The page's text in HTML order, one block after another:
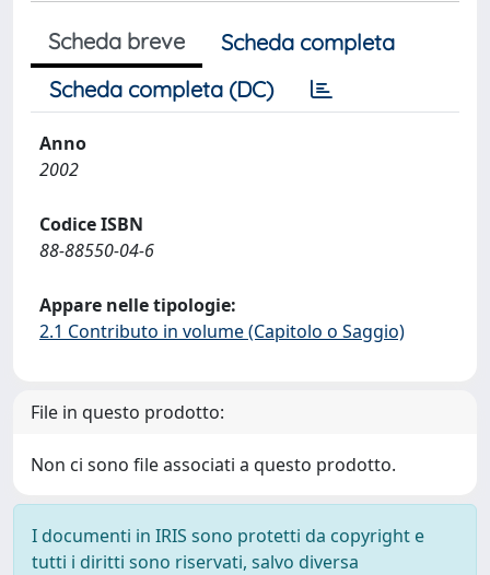
Scheda breve
Scheda completa
Scheda completa (DC)
Anno
2002
Codice ISBN
88-88550-04-6
Appare nelle tipologie:
2.1 Contributo in volume (Capitolo o Saggio)
File in questo prodotto:
Non ci sono file associati a questo prodotto.
I documenti in IRIS sono protetti da copyright e
tutti i diritti sono riservati, salvo diversa